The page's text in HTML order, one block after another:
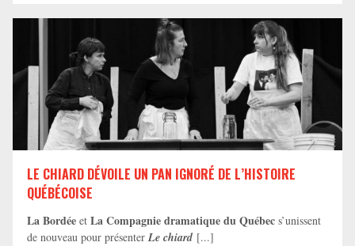
LE CHIARD DÉVOILE UN PAN IGNORÉ DE L’HISTOIRE
QUÉBÉCOISE
La Bordée et La Compagnie dramatique du Québec s’unissent
de nouveau pour présenter Le chiard [...]